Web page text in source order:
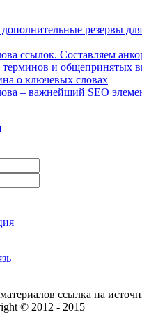
резервы
ссылок. Составляем
терминов и общепринятых
о ключевых словах
– важнейший SEO
ссылка на
© 2012 - 2015